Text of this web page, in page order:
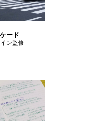
ード
ン監修